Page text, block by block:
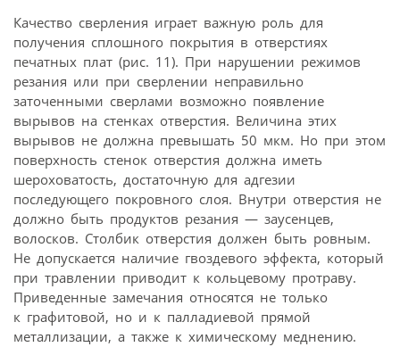
Качество сверления играет важную роль для
получения сплошного покрытия в отверстиях
печатных плат (рис. 11). При нарушении режимов
резания или при сверлении неправильно
заточенными сверлами возможно появление
вырывов на стенках отверстия. Величина этих
вырывов не должна превышать 50 мкм. Но при этом
поверхность стенок отверстия должна иметь
шероховатость, достаточную для адгезии
последующего покровного слоя. Внутри отверстия не
должно быть продуктов резания — заусенцев,
волосков. Столбик отверстия должен быть ровным.
Не допускается наличие гвоздевого эффекта, который
при травлении приводит к кольцевому протраву.
Приведенные замечания относятся не только
к графитовой, но и к палладиевой прямой
металлизации, а также к химическому меднению.